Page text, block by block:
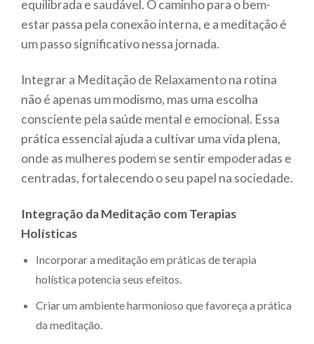
equilibrada e saudável. O caminho para o bem-
estar passa pela conexão interna, e a meditação é
um passo significativo nessa jornada.
Integrar a Meditação de Relaxamento na rotina
não é apenas um modismo, mas uma escolha
consciente pela saúde mental e emocional. Essa
prática essencial ajuda a cultivar uma vida plena,
onde as mulheres podem se sentir empoderadas e
centradas, fortalecendo o seu papel na sociedade.
Integração da Meditação com Terapias
Holísticas
Incorporar a meditação em práticas de terapia
holística potencia seus efeitos.
Criar um ambiente harmonioso que favoreça a prática
da meditação.